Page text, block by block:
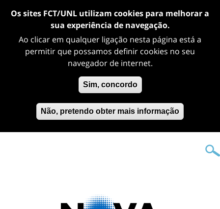
Os sites FCT/UNL utilizam cookies para melhorar a
sua experiência de navegação.
Ao clicar em qualquer ligação nesta página está a
permitir que possamos definir cookies no seu
navegador de internet.
Sim, concordo
Não, pretendo obter mais informação